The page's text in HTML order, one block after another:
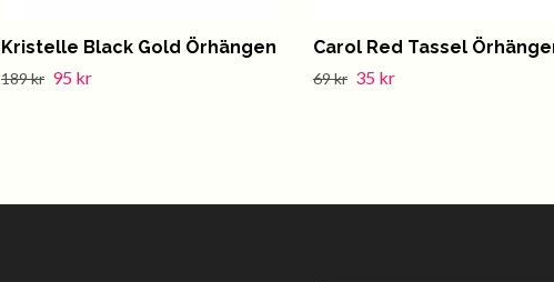
Kristelle Black Gold Örhängen
189 kr 95 kr
Carol Red Tassel
69 kr 35 kr